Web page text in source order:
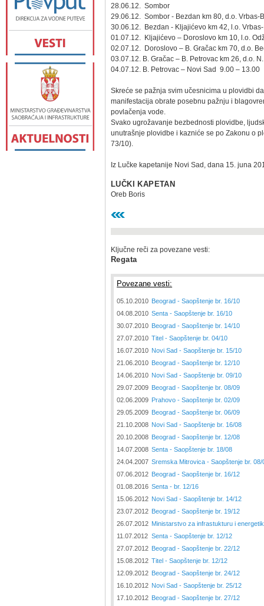
28.06.12. Sombor
29.06.12. Sombor - Bezdan km 80, d.o. Vrbas-
30.06.12. Bezdan - Kljajićevo km 42, l.o.
01.07.12. Kljajićevo – Doroslovo km 10, l.o.
02.07.12. Doroslovo – B. Gračac km 70, d.o.
03.07.12. B. Gračac – B. Petrovac km 26, d.o.
04.07.12. B. Petrovac – Novi Sad 9.00 – 13.00
Skreće se pažnja svim učesnicima u plovidbi
manifestacija obrate posebnu pažnju i
povlačenja vode.
Svako ugrožavanje bezbednosti plovidbe,
unutrašnje plovidbe i kazniće se po Zakonu o
73/10).
Iz Lučke kapetanije Novi Sad, dana 15. juna
LUČKI KAPETAN
Oreb Boris
Ključne reči za povezane vesti:
Regata
Povezane vesti:
05.10.2010 Beograd - Saopštenje br. 16/10
04.08.2010 Senta - Saopštenje br. 16/10
30.07.2010 Beograd - Saopštenje br. 14/10
27.07.2010 Titel - Saopštenje br. 04/10
16.07.2010 Novi Sad - Saopštenje br. 15/10
21.06.2010 Beograd - Saopštenje br. 12/10
14.06.2010 Novi Sad - Saopštenje br. 09/10
29.07.2009 Beograd - Saopštenje br. 08/09
02.06.2009 Prahovo - Saopštenje br. 02/09
29.05.2009 Beograd - Saopštenje br. 06/09
21.10.2008 Novi Sad - Saopštenje br. 16/08
20.10.2008 Beograd - Saopštenje br. 12/08
14.07.2008 Senta - Saopštenje br. 18/08
24.04.2007 Sremska Mitrovica - Saopštenje br. 08/
07.06.2012 Beograd - Saopštenje br. 16/12
01.08.2016 Senta - br. 12/16
15.06.2012 Novi Sad - Saopštenje br. 14/12
23.07.2012 Beograd - Saopštenje br. 19/12
26.07.2012 Ministarstvo za infrastukturu i
11.07.2012 Senta - Saopštenje br. 12/12
27.07.2012 Beograd - Saopštenje br. 22/12
15.08.2012 Titel - Saopštenje br. 12/12
12.09.2012 Beograd - Saopštenje br. 24/12
16.10.2012 Novi Sad - Saopštenje br. 25/12
17.10.2012 Beograd - Saopštenje br. 27/12